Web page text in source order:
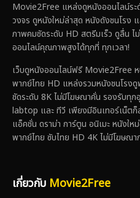
Movie2Free แหล่งดูหนังออนไลน์ร
วงจร ดูหนังใหม่ล่าสุด หนังดังชนโรง
ภาพคมชัดระดับ HD สตรีมเร็ว ดูลื่น
ออนไลน์คุณภาพสูงได้ทุกที่ ทุกเวลา!
เว็บดูหนังออนไลน์ฟรี Movie2Free
พากย์ไทย HD แหล่งรวมหนังชนโรง
ชัดระดับ 8K ไม่มีโฆษณาคั่น รองรับ
labtop และ ทีวี เพียงมีอินเทอร์เน็ต
แอ็คชั่น ดราม่า การ์ตูน อนิเมะ หนังใ
พากย์ไทย ซับไทย HD 4K ไม่มีโฆษณา
เกี่ยวกับ Movie2Free